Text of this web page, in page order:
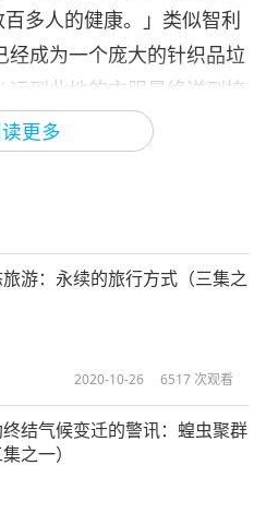
更多
多人的健康。」类似智利
经成为一个庞大的针织品垃
运到此地的衣服最终送到掩
埋场被冲入海洋。」
尚产业产生的碳排放可能
塑胶微粒释放到空气中。据
胶微粒来自时尚产业。塑
生物和鸟族人造成危害，
的食物、水和空气中。
聚会中，清海无上师（纯素
过一个简单的生活。「你
我确实需要一些可以穿出
游：永续的旅行方式（三集之
2020-10-26 6517 次观看
结气候变迁的警讯：蝗虫聚群
集之一）